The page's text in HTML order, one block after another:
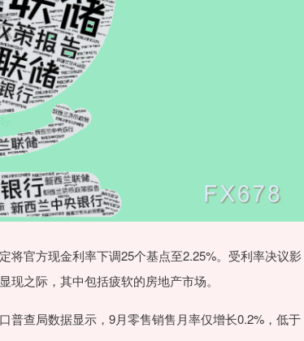
官方现金利率下调25个基点至2.25%。受利率决议影
之际，其中包括疲软的房地产市场。
查局数据显示，9月零售销售月率仅增长0.2%，低于